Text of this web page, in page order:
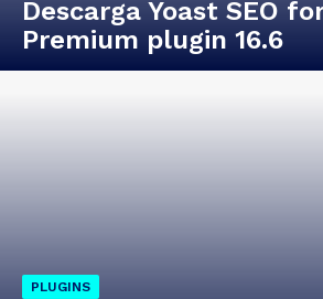
Descarga Yoast SEO
Premium plugin 16.6
PLUGINS